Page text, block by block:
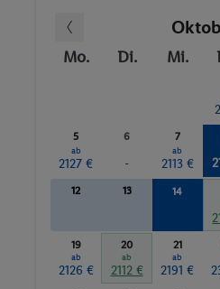
Mo. Di. Mi.
5
ab
2127 €
6
-
7
ab
2113 €
12 13 14
19
ab
2126 €
20
ab
2112 €
21
ab
2191 €